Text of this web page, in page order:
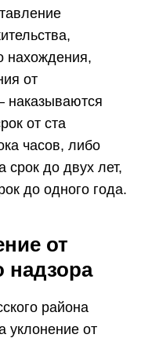
нахождения,
от
наказываются
от ста
часов, либо
срок до двух лет,
до одного года.
от
надзора
района
уклонение от